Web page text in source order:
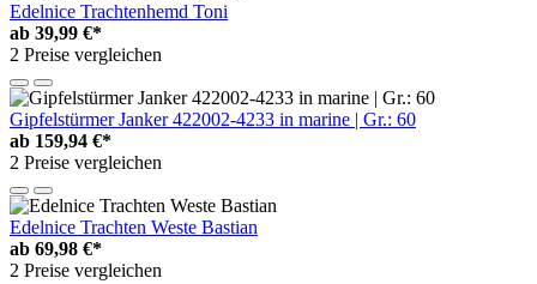
Edelnice Trachtenhemd Toni
ab 39,99 €*
2 Preise vergleichen
Gipfelstürmer Janker 422002-4233 in marine | Gr.: 60
ab 159,94 €*
2 Preise vergleichen
Edelnice Trachten Weste Bastian
ab 69,98 €*
2 Preise vergleichen